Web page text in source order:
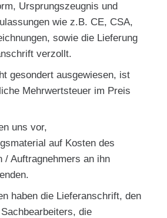
Ursprungszeugnis und
wie z.B. CE, CSA,
sowie die Lieferung
verzollt.
gesondert ausgewiesen, ist
Mehrwertsteuer im Preis
uns vor,
auf Kosten des
/ Auftragnehmers an ihn
haben die Lieferanschrift, den
die